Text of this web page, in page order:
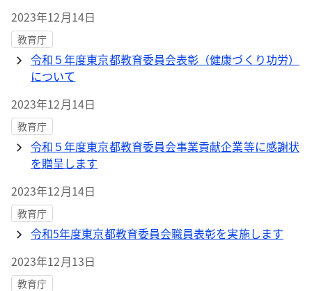
2023年12月14日
教育庁
令和５年度東京都教育委員会表彰（健康づくり功労）
について
2023年12月14日
教育庁
令和５年度東京都教育委員会事業貢献企業等に感謝状
を贈呈します
2023年12月14日
教育庁
令和5年度東京都教育委員会職員表彰を実施します
2023年12月13日
教育庁